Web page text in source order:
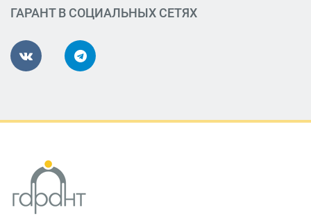
ГАРАНТ В СОЦИАЛЬНЫХ СЕТЯХ